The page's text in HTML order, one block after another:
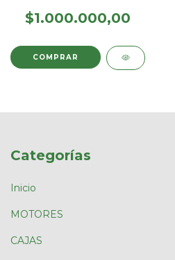
$1.000.000,00
Categorías
Inicio
MOTORES
CAJAS